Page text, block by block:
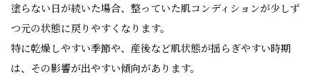
塗らない日が続いた場合、整っていた肌コンディションが少しず
つ元の状態に戻りやすくなります。
特に乾燥しやすい季節や、産後など肌状態が揺らぎやすい時期
は、その影響が出やすい傾向があります。